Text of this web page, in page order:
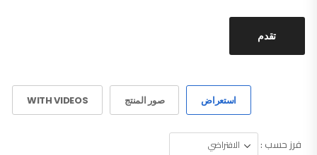
تقدم
استعراض صور المنتج WITH VIDEOS
فرز حسب :